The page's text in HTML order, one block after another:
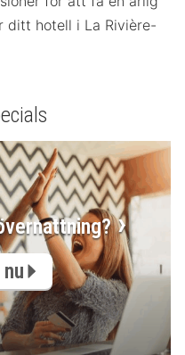
ditt hotell i La Rivière-